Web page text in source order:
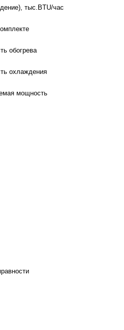
тыс.BTU/час
обогрева
охлаждения
мощность